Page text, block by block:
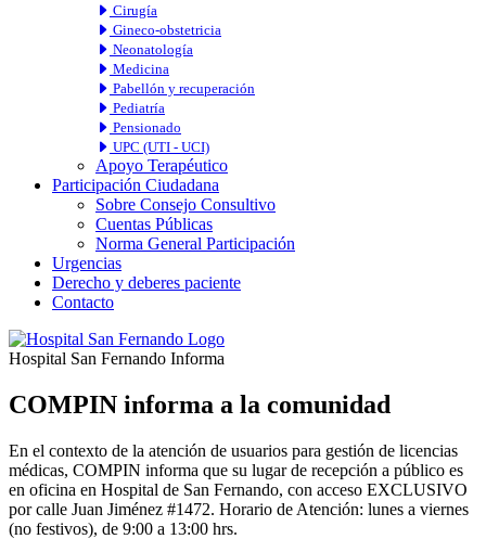
Cirugía
Gineco-obstetricia
Neonatología
Medicina
Pabellón y recuperación
Pediatría
Pensionado
UPC (UTI - UCI)
Apoyo Terapéutico
Participación Ciudadana
Sobre Consejo Consultivo
Cuentas Públicas
Norma General Participación
Urgencias
Derecho y deberes paciente
Contacto
Hospital San Fernando Informa
COMPIN informa a la comunidad
En el contexto de la atención de usuarios para gestión de licencias
médicas, COMPIN informa que su lugar de recepción a público es
en oficina en Hospital de San Fernando, con acceso EXCLUSIVO
por calle Juan Jiménez #1472. Horario de Atención: lunes a viernes
(no festivos), de 9:00 a 13:00 hrs.